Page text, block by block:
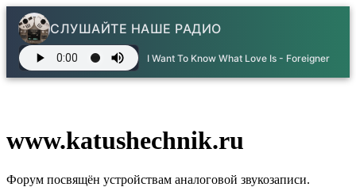
СЛУШАЙТЕ НАШЕ РАДИО
I Want To Know What Love Is - Foreigner
www.katushechnik.ru
Форум посвящён устройствам аналоговой звукозаписи.